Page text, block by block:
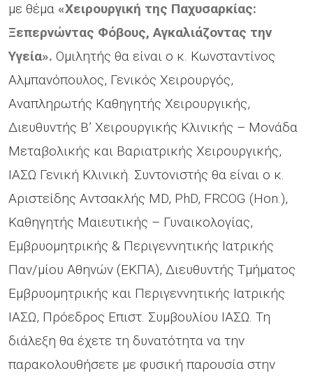
με θέμα «Χειρουργική της Παχυσαρκίας:
Ξεπερνώντας Φόβους, Αγκαλιάζοντας την
Υγεία». Ομιλητής θα είναι ο κ. Κωνσταντίνος
Αλμπανόπουλος, Γενικός Χειρουργός,
Αναπληρωτής Καθηγητής Χειρουργικής,
Διευθυντής B’ Χειρουργικής Κλινικής – Μονάδα
Μεταβολικής και Βαριατρικής Χειρουργικής,
ΙΑΣΩ Γενική Κλινική. Συντονιστής θα είναι ο κ.
Αριστείδης Αντσακλής MD, PhD, FRCOG (Hon.),
Καθηγητής Μαιευτικής – Γυναικολογίας,
Εμβρυομητρικής & Περιγεννητικής Ιατρικής
Παν/μίου Αθηνών (ΕΚΠΑ), Διευθυντής Τμήματος
Εμβρυομητρικής και Περιγεννητικής Ιατρικής
ΙΑΣΩ, Πρόεδρος Επιστ. Συμβουλίου ΙΑΣΩ. Τη
διάλεξη θα έχετε τη δυνατότητα να την
παρακολουθήσετε με φυσική παρουσία στην